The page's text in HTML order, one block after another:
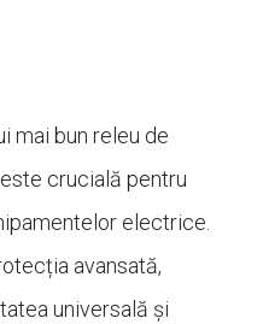
mai bun releu de
crucială pentru
electrice.
avansată,
universală și